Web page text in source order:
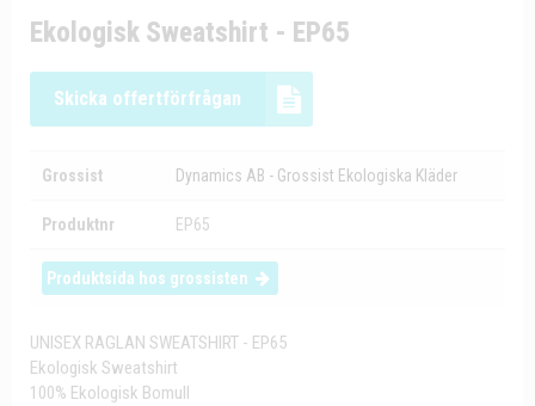
Ekologisk Sweatshirt - EP65
Skicka offertförfrågan
Grossist Dynamics AB - Grossist Ekologiska Kläder
Produktnr EP65
Produktsida hos grossisten
UNISEX RAGLAN SWEATSHIRT - EP65
Ekologisk Sweatshirt
100% Ekologisk Bomull